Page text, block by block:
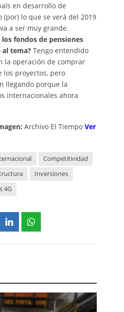
en desarrollo de
lo que se verá del 2019
a ser muy grande.
fondos de pensiones
al tema? Tengo entendido
la operación de comprar
los proyectos, pero
llegando porque la
internacionales ahora
Archivo El Tiempo Ver
Competitividad
Inversiones
4G